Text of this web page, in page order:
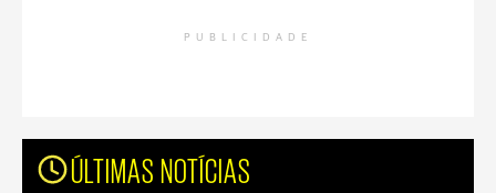
PUBLICIDADE
ÚLTIMAS NOTÍCIAS